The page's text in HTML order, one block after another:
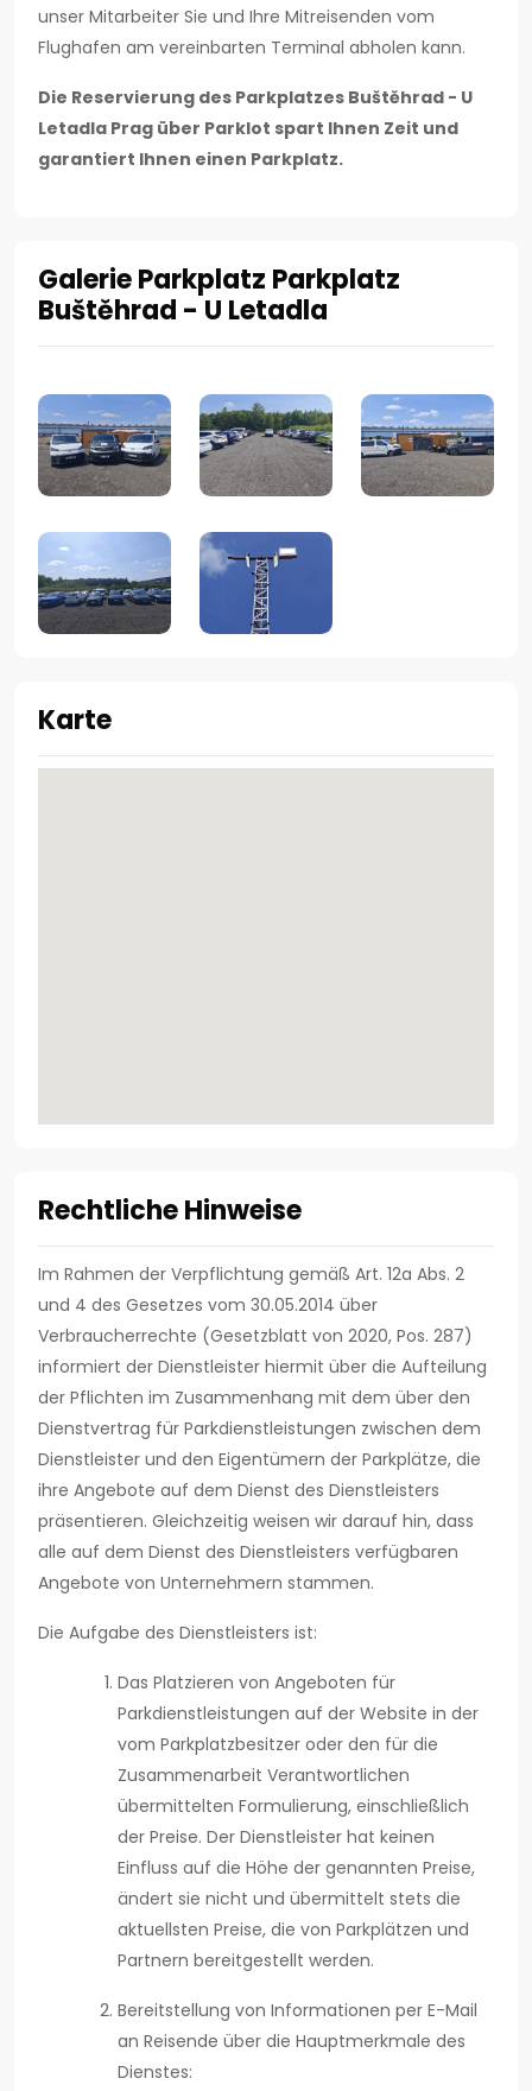
unser Mitarbeiter Sie und Ihre Mitreisenden vom
Flughafen am vereinbarten Terminal abholen kann.
Die Reservierung des Parkplatzes Buštěhrad - U
Letadla Prag über Parklot spart Ihnen Zeit und
garantiert Ihnen einen Parkplatz.
Galerie Parkplatz Parkplatz
Buštěhrad - U Letadla
Karte
Rechtliche Hinweise
Im Rahmen der Verpflichtung gemäß Art. 12a Abs. 2
und 4 des Gesetzes vom 30.05.2014 über
Verbraucherrechte (Gesetzblatt von 2020, Pos. 287)
informiert der Dienstleister hiermit über die Aufteilung
der Pflichten im Zusammenhang mit dem über den
Dienstvertrag für Parkdienstleistungen zwischen dem
Dienstleister und den Eigentümern der Parkplätze, die
ihre Angebote auf dem Dienst des Dienstleisters
präsentieren. Gleichzeitig weisen wir darauf hin, dass
alle auf dem Dienst des Dienstleisters verfügbaren
Angebote von Unternehmern stammen.
Die Aufgabe des Dienstleisters ist:
Das Platzieren von Angeboten für
Parkdienstleistungen auf der Website in der
vom Parkplatzbesitzer oder den für die
Zusammenarbeit Verantwortlichen
übermittelten Formulierung, einschließlich
der Preise. Der Dienstleister hat keinen
Einfluss auf die Höhe der genannten Preise,
ändert sie nicht und übermittelt stets die
aktuellsten Preise, die von Parkplätzen und
Partnern bereitgestellt werden.
Bereitstellung von Informationen per E-Mail
an Reisende über die Hauptmerkmale des
Dienstes: